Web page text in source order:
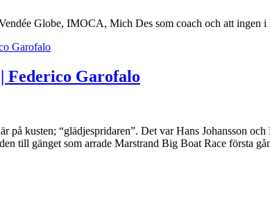
Globe, IMOCA, Mich Des som coach och att ingen
Federico Garofalo
på kusten; “glädjespridaren”. Det var Hans Johansson
till gänget som arrade Marstrand Big Boat Race första